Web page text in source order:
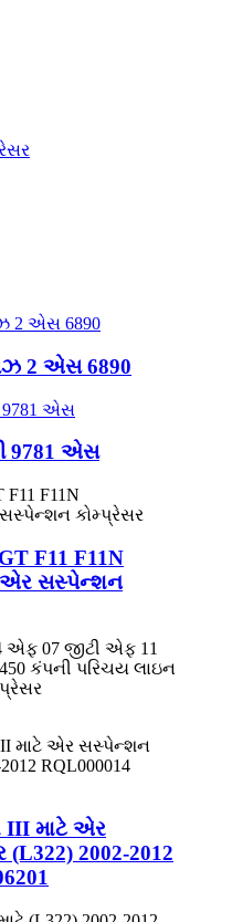
2 એસ 6890
9781 એસ
F11 F11N
એર સસ્પેન્શન
07 જીટી એફ 11
કંપની પરિચય લાઇન
III માટે એર
2002-2012